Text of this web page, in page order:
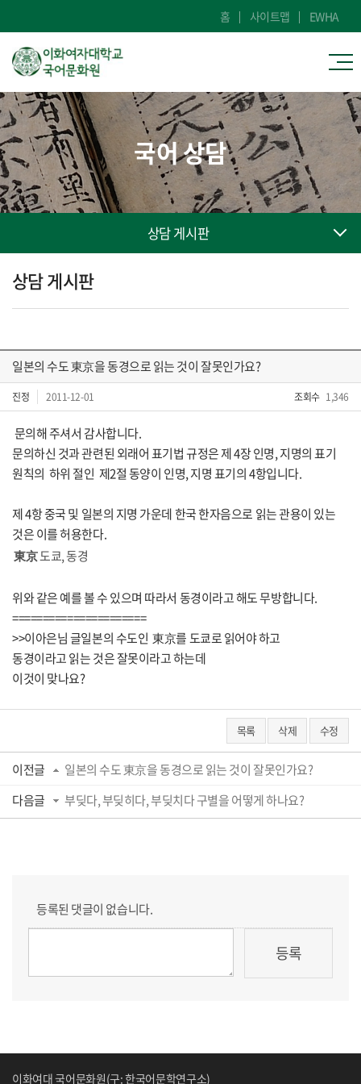
홈 사이트맵 EWHA
국어 상담
상담 게시판
상담 게시판
일본의 수도 東京을 동경으로 읽는 것이 잘못인가요?
진정 2011-12-01 조회수 1,346
문의해 주셔서 감사합니다.
문의하신 것과 관련된 외래어 표기법 규정은 제 4장 인명, 지명의 표기
원칙의 하위 절인 제2절 동양이 인명, 지명 표기의 4항입니다.
제 4항 중국 및 일본의 지명 가운데 한국 한자음으로 읽는 관용이 있는
것은 이를 허용한다.
東京도쿄, 동경
위와 같은 예를 볼 수 있으며 따라서 동경이라고 해도 무방합니다.
======================
>>이아은님 글일본의 수도인 東京를 도쿄로 읽어야 하고
동경이라고 읽는 것은 잘못이라고 하는데
이것이 맞나요?
목록 삭제 수정
이전글
일본의 수도 東京을 동경으로 읽는 것이 잘못인가요?
다음글
부딪다, 부딪히다, 부딪치다 구별을 어떻게 하나요?
등록된 댓글이 없습니다.
이화여대 국어문화원(구: 한국어문학연구소)